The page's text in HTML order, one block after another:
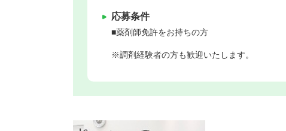
応募条件
■薬剤師免許をお持ちの方
※調剤経験者の方も歓迎いたします。